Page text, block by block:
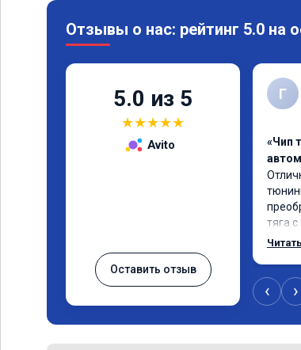
Отзывы о нас: рейтинг 5.0 на
5.0 из 5
★★★★★
Avito
Оставить отзыв
Г
«Чип
тяга
‹ ›